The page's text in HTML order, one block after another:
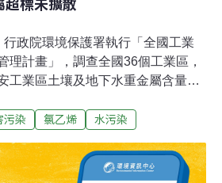
政院環境保護署執行「全國工業
理計畫」，調查全國36個工業區，
工業區土壤及地下水重金屬含量超
標準4.75倍。保安工業區地下水中
牧場及民生水井採樣檢測，幸好
外。市府環保局表示，將追查污染
污染 氯乙烯 水污染